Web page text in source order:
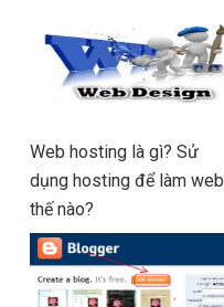
Web hosting là gì? Sử
dụng hosting để làm web
thế nào?